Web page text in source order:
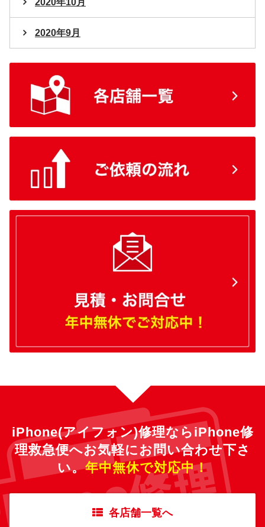
2020年10月
2020年9月
iPhone(アイフォン)修理ならiPhone修
理救急便へお気軽にお問い合わせ下さ
い。年中無休で対応中！
各店舗一覧へ